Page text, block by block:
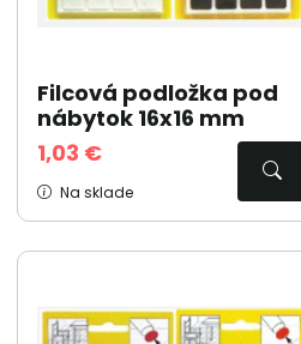
Filcová podložka pod
nábytok 16x16 mm
1,03 €
Na sklade